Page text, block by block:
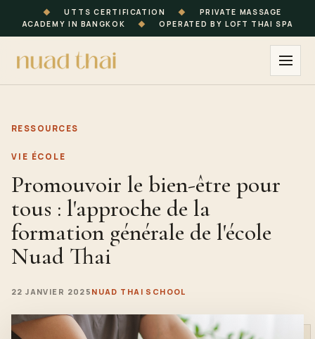
◆ UTTS CERTIFICATION ◆
PRIVATE MASSAGE
ACADEMY IN BANGKOK
◆ OPERATED BY LOFT THAI SPA
RESSOURCES
VIE ÉCOLE
Promouvoir le bien-être pour
tous : l'approche de la
formation générale de l'école
Nuad Thai
22 JANVIER 2025 NUAD THAI SCHOOL